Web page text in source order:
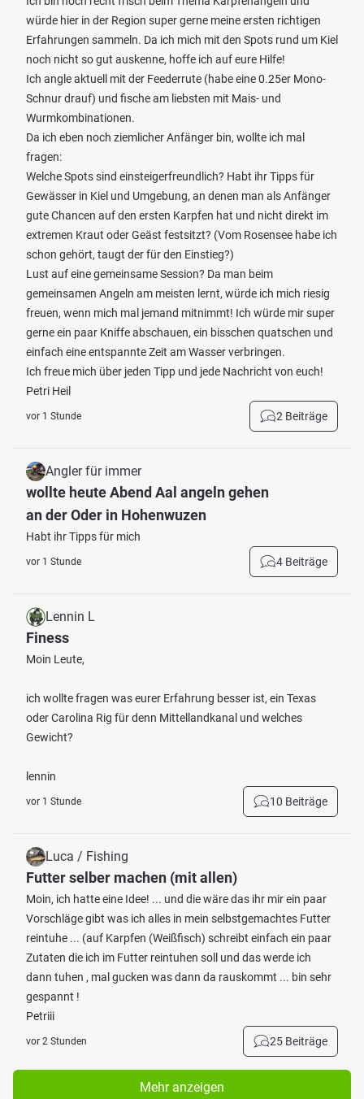
würde hier in der Region super gerne meine ersten richtigen
Erfahrungen sammeln. Da ich mich mit den Spots rund um Kiel
noch nicht so gut auskenne, hoffe ich auf eure Hilfe!
Ich angle aktuell mit der Feederrute (habe eine 0.25er Mono-
Schnur drauf) und fische am liebsten mit Mais- und
Wurmkombinationen.
Da ich eben noch ziemlicher Anfänger bin, wollte ich mal
fragen:
Welche Spots sind einsteigerfreundlich? Habt ihr Tipps für
Gewässer in Kiel und Umgebung, an denen man als Anfänger
gute Chancen auf den ersten Karpfen hat und nicht direkt im
extremen Kraut oder Geäst festsitzt? (Vom Rosensee habe ich
schon gehört, taugt der für den Einstieg?)
Lust auf eine gemeinsame Session? Da man beim
gemeinsamen Angeln am meisten lernt, würde ich mich riesig
freuen, wenn mich mal jemand mitnimmt! Ich würde mir super
gerne ein paar Kniffe abschauen, ein bisschen quatschen und
einfach eine entspannte Zeit am Wasser verbringen.
Ich freue mich über jeden Tipp und jede Nachricht von euch!
Petri Heil
vor 1 Stunde 2 Beiträge
Angler für immer
wollte heute Abend Aal angeln gehen
an der Oder in Hohenwuzen
Habt ihr Tipps für mich
vor 1 Stunde 4 Beiträge
Lennin L
Finess
Moin Leute,
ich wollte fragen was eurer Erfahrung besser ist, ein Texas
oder Carolina Rig für denn Mittellandkanal und welches
Gewicht?
lennin
vor 1 Stunde 10 Beiträge
Luca / Fishing
Futter selber machen (mit allen)
Moin, ich hatte eine Idee! ... und die wäre das ihr mir ein paar
Vorschläge gibt was ich alles in mein selbstgemachtes Futter
reintuhe ... (auf Karpfen (Weißfisch) schreibt einfach ein paar
Zutaten die ich im Futter reintuhen soll und das werde ich
dann tuhen , mal gucken was dann da rauskommt ... bin sehr
gespannt !
Petriii
vor 2 Stunden 25 Beiträge
Mehr anzeigen